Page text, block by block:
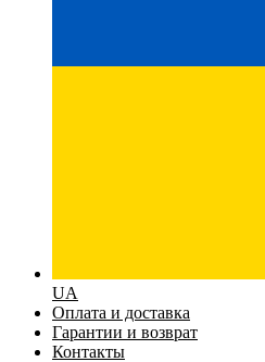
UA
Оплата и доставка
Гарантии и возврат
Контакты